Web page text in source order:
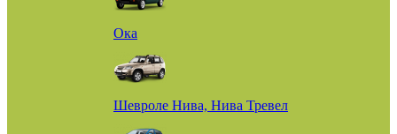
Ока
Шевроле Нива, Нива Тревел